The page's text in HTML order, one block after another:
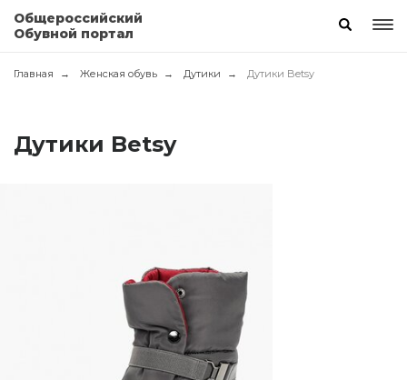
Общероссийский
Обувной портал
Главная Женская обувь Дутики Дутики Betsy
Дутики Betsy